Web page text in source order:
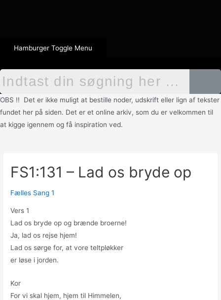
Hamburger Toggle Menu
OBS !! Det er ikke muligt at bestille noder, udskrift eller lign af tekster
fundet her på siden. Det er et online arkiv, som du er velkommen til
at kigge igennem og få inspiration ved.
FS1:131 – Lad os bryde op
Fælles Sang 1
Vers 1
Lad os bryde op og brænde broerne!
Ja, lad os rejse hjem!
Lad os sørge for, at vore teltpløkker
er løse i jorden.
Kor
For vi skal hjem, hjem til Himmelen,